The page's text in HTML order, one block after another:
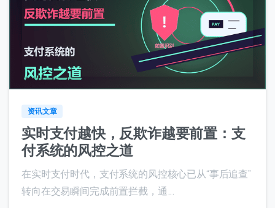
资讯文章
实时支付越快，反欺诈越要前置：支
付系统的风控之道
在实时支付时代，支付系统的风控核心已从“事后追查”
转向在交易瞬间完成前置拦截，通...